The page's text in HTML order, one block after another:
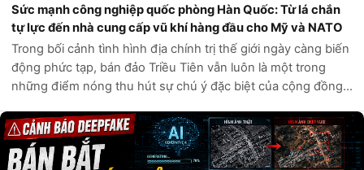
Sức mạnh công nghiệp quốc phòng Hàn Quốc: Từ lá chắn
tự lực đến nhà cung cấp vũ khí hàng đầu cho Mỹ và NATO
Trong bối cảnh tình hình địa chính trị thế giới ngày càng biến
động phức tạp, bán đảo Triều Tiên vẫn luôn là một trong
những điểm nóng thu hút sự chú ý đặc biệt của cộng đồng
các mối đe dọa t...